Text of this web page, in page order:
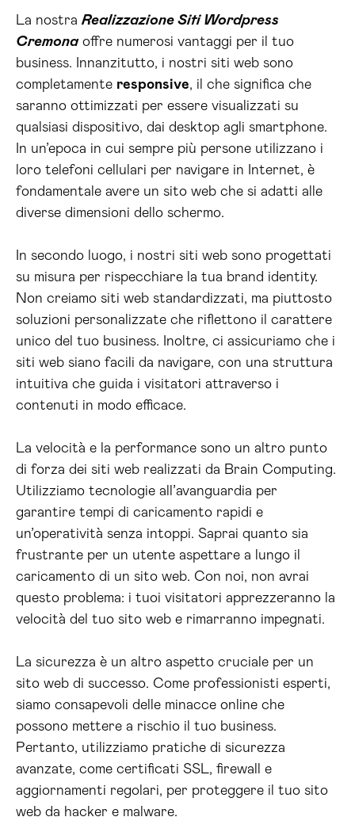
La nostra Realizzazione Siti Wordpress
Cremonaoffre numerosi vantaggi per il tuo
business. Innanzitutto, i nostri siti web sono
completamente responsive, il che significa che
saranno ottimizzati per essere visualizzati su
qualsiasi dispositivo, dai desktop agli smartphone.
In un’epoca in cui sempre più persone utilizzano i
loro telefoni cellulari per navigare in Internet, è
fondamentale avere un sito web che si adatti alle
diverse dimensioni dello schermo.
In secondo luogo, i nostri siti web sono progettati
su misura per rispecchiare la tua brand identity.
Non creiamo siti web standardizzati, ma piuttosto
soluzioni personalizzate che riflettono il carattere
unico del tuo business. Inoltre, ci assicuriamo che i
siti web siano facili da navigare, con una struttura
intuitiva che guida i visitatori attraverso i
contenuti in modo efficace.
La velocità e la performance sono un altro punto
di forza dei siti web realizzati da Brain Computing.
Utilizziamo tecnologie all’avanguardia per
garantire tempi di caricamento rapidi e
un’operatività senza intoppi. Saprai quanto sia
frustrante per un utente aspettare a lungo il
caricamento di un sito web. Con noi, non avrai
questo problema: i tuoi visitatori apprezzeranno la
velocità del tuo sito web e rimarranno impegnati.
La sicurezza è un altro aspetto cruciale per un
sito web di successo. Come professionisti esperti,
siamo consapevoli delle minacce online che
possono mettere a rischio il tuo business.
Pertanto, utilizziamo pratiche di sicurezza
avanzate, come certificati SSL, firewall e
aggiornamenti regolari, per proteggere il tuo sito
web da hacker e malware.